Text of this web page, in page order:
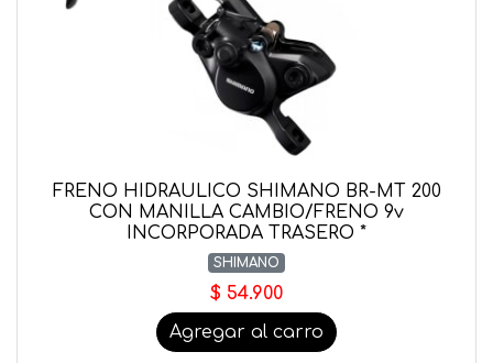
FRENO HIDRAULICO SHIMANO BR-MT 200
CON MANILLA CAMBIO/FRENO 9v
INCORPORADA TRASERO *
SHIMANO
$ 54.900
Agregar al carro